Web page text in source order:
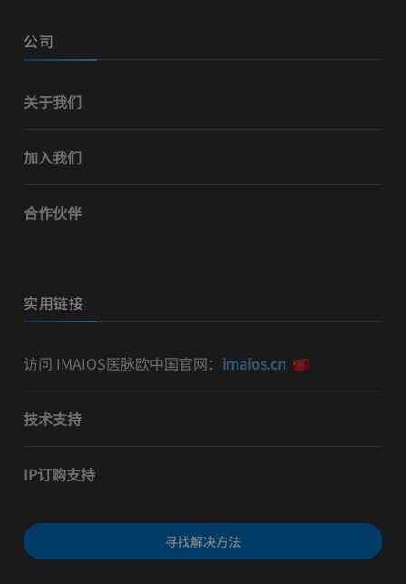
公司
关于我们
加入我们
合作伙伴
实用链接
访问 IMAIOS医脉欧中国官网： imaios.cn
技术支持
IP订购支持
寻找解决方法